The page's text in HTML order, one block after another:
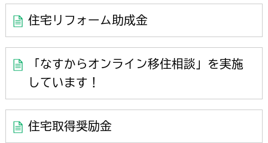
住宅リフォーム助成金
「なすからオンライン移住相談」を実施
しています！
住宅取得奨励金